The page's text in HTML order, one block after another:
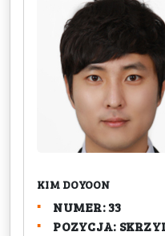
KIM DOYOON
NUMER: 33
POZYCJA: